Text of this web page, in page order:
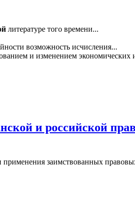
литературе того времени...
возможность исчисления...
и изменением экономических
и российской
заимствованных